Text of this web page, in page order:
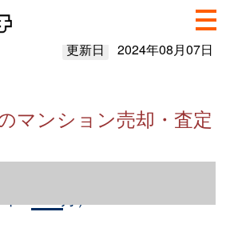
更新日 2024年08月07日
マンション売却・査定
ンション売却情報（2023